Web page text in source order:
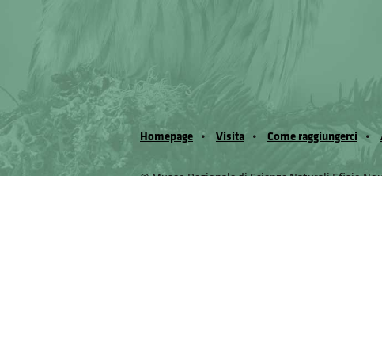
Homepage Visita Come raggiungerci
© Museo Regionale di Scienze Naturali Eﬁsio